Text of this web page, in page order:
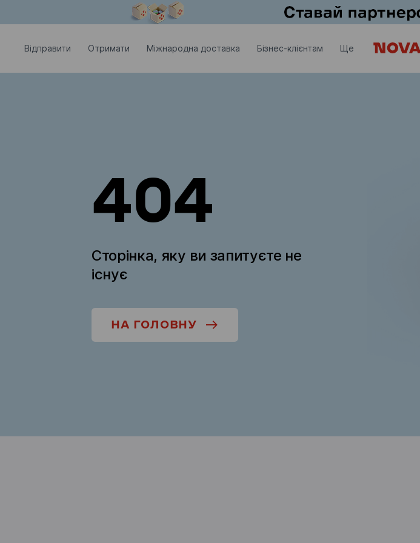
Відправити Отримати Міжнародна доставка Бізнес-клієнтам Ще
404
Сторінка, яку ви запитуєте не
існує
НА ГОЛОВНУ